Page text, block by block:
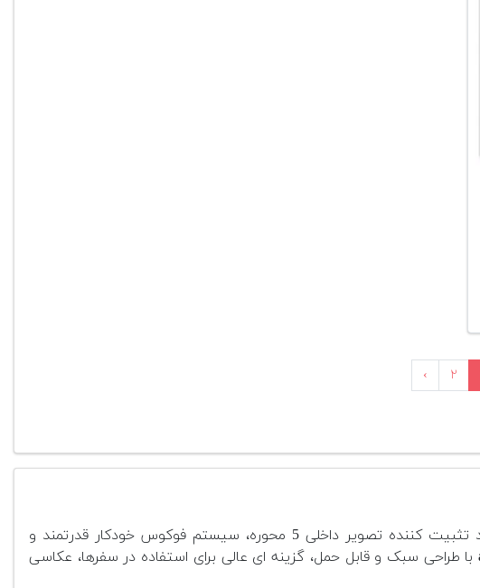
۲ ›
یکی از دوربین های پیشرفته سری APS-C بدون آینه سونی است که با ویژگی هایی مانند تثبیت کننده تصویر داخلی 5 محوره، سیستم فوکوس خودکار قدرتمند و
با طراحی سبک و قابل حمل، گزینه ای عالی برای استفاده در سفرها، عکاسی